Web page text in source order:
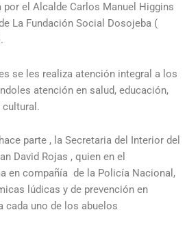
el Alcalde Carlos Manuel Higgins
La Fundación Social Dosojeba (
se les realiza atención integral a los
atención en salud, educación,
cultural.
parte , la Secretaria del Interior del
David Rojas , quien en el
en compañía de la Policía Nacional,
lúdicas y de prevención en
cada uno de los abuelos